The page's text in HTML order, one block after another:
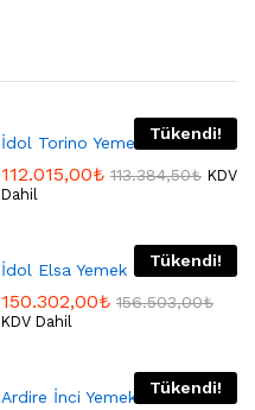
Tükendi!
İdol Torino Yemek Odası
112.015,00₺ 113.384,50₺ KDV
Dahil
Tükendi!
İdol Elsa Yemek Odası
150.302,00₺ 156.503,00₺
KDV Dahil
Tükendi!
Ardire İnci Yemek Odası